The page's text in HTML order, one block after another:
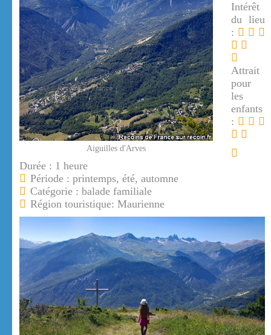
Aiguilles d'Arves
Intérêt
du lieu
:
Attrait
pour
les
enfants
:
Durée : 1 heure
Période : printemps, été, automne
Catégorie : balade familiale
Région touristique: Maurienne